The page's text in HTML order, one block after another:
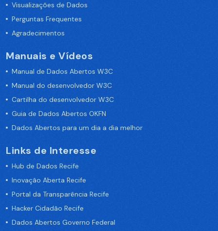
Visualizações de Dados
Perguntas Frequentes
Agradecimentos
Manuais e Vídeos
Manual de Dados Abertos W3C
Manual do desenvolvedor W3C
Cartilha do desenvolvedor W3C
Guia de Dados Abertos OKFN
Dados Abertos para um dia a dia melhor
Links de Interesse
Hub de Dados Recife
Inovação Aberta Recife
Portal da Transparência Recife
Hacker Cidadão Recife
Dados Abertos Governo Federal